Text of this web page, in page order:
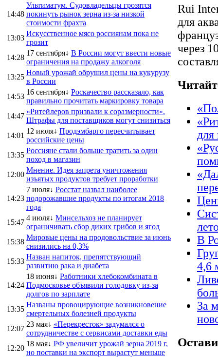
14:48
Ультиматум. Судовладельцы грозятся
покинуть рынок зерна из-за низкой
стоимости фрахта
13:03
Искусственное мясо россиянам пока не
грозит
14:28
17 сентября↓ В России могут ввести новые
ограничения на продажу алкоголя
13:25
Новый урожай обрушил цены на кукурузу
в России
14:53
16 сентября↓ Роскачество рассказало, как
правильно прочитать маркировку товара
14:47
«Ритейлеров призвали к соразмерности».
Штрафы для поставщиков могут снизиться
14:01
12 июля↓ Продэмбарго пересчитывает
российские цены
13:35
Россияне стали больше тратить за один
поход в магазин
12:00
Мнение. Идея запрета уничтожения
изъятых продуктов требует проработки
14:23
7 июля↓ Росстат назвал наиболее
подорожавшие продукты по итогам 2018
года
15:47
4 июля↓ Минсельхоз не планирует
ограничивать сбор диких грибов и ягод
15:38
Мировые цены на продовольствие за июнь
снизились на 0,3%
15:33
Назван напиток, препятствующий
развитию рака и диабета
14:24
18 июня↓ Работники хлебокомбината в
Подмосковье объявили голодовку из-за
долгов по зарплате
13:35
Названы провоцирующие возникновение
смертельных болезней продукты
12:07
23 мая↓ «Перекресток» задумался о
сотрудничестве с сервисами доставки еды
12:20
18 мая↓ РФ увеличит урожай зерна 2019 г,
но поставки на экспорт вырастут меньше
Rui
для
через
для
В
4,6
За